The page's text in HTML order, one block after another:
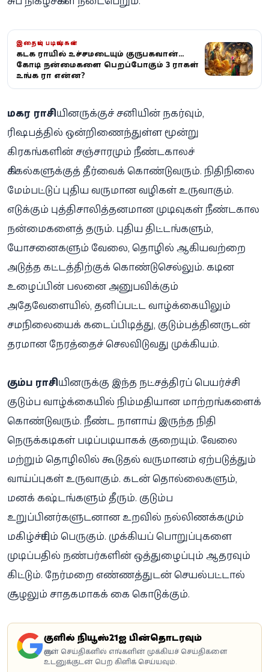
இதையும் படியுங்கள்
கடக ராசியில் உச்சமடையும் குருபகவான்...
கோடி நன்மைகளை பெறப்போகும் 3 ராசிகள் -
உங்க ராசி என்ன?
மகர ராசியினருக்குச் சனியின் நகர்வும்,
ரிஷபத்தில் ஒன்றிணைந்துள்ள மூன்று
கிரகங்களின் சஞ்சாரமும் நீண்டகாலச்
சிக்கல்களுக்குத் தீர்வைக் கொண்டுவரும். நிதிநிலை
மேம்பட்டுப் புதிய வருமான வழிகள் உருவாகும்.
எடுக்கும் புத்திசாலித்தனமான முடிவுகள் நீண்டகால
நன்மைகளைத் தரும். புதிய திட்டங்களும்,
யோசனைகளும் வேலை, தொழில் ஆகியவற்றை
அடுத்த கட்டத்திற்குக் கொண்டுசெல்லும். கடின
உழைப்பின் பலனை அனுபவிக்கும்
அதேவேளையில், தனிப்பட்ட வாழ்க்கையிலும்
சமநிலையைக் கடைப்பிடித்து, குடும்பத்தினருடன்
தரமான நேரத்தைச் செலவிடுவது முக்கியம்.
கும்ப ராசியினருக்கு இந்த நட்சத்திரப் பெயர்ச்சி
குடும்ப வாழ்க்கையில் நிம்மதியான மாற்றங்களைக்
கொண்டுவரும். நீண்ட நாளாய் இருந்த நிதி
நெருக்கடிகள் படிப்படியாகக் குறையும். வேலை
மற்றும் தொழிலில் கூடுதல் வருமானம் ஏற்படுத்தும்
வாய்ப்புகள் உருவாகும். கடன் தொல்லைகளும்,
மனக் கஷ்டங்களும் தீரும். குடும்ப
உறுப்பினர்களுடனான உறவில் நல்லிணக்கமும்
மகிழ்ச்சியும் பெருகும். முக்கியப் பொறுப்புகளை
முடிப்பதில் நண்பர்களின் ஒத்துழைப்பும் ஆதரவும்
கிட்டும். நேர்மறை எண்ணத்துடன் செயல்பட்டால்
சூழலும் சாதகமாகக் கை கொடுக்கும்.
கூகுளில் நியூஸ்21ஐ பின்தொடரவும்
கூகுள் செய்திகளில் எங்களின் முக்கியச் செய்திகளை
உடனுக்குடன் பெற கிளிக் செய்யவும்.